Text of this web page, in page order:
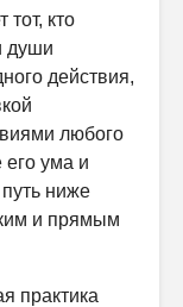
тот, кто
души
действия,
любого
ума и
ниже
и прямым
практика